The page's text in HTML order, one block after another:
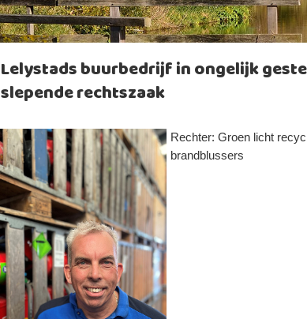
Lelystads buurbedrijf in ongelijk
slepende rechtszaak
Rechter: Groen licht
brandblussers